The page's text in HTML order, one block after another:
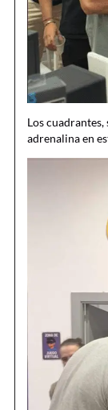
Los
adrenalina en